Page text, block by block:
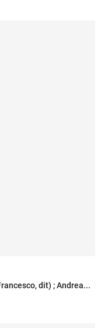
Andrea del Sarto (Andrea d'Agnolo di Francesco, dit) ; Andrea...